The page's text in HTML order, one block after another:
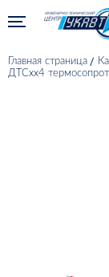
Главная страница
ДТСхх4